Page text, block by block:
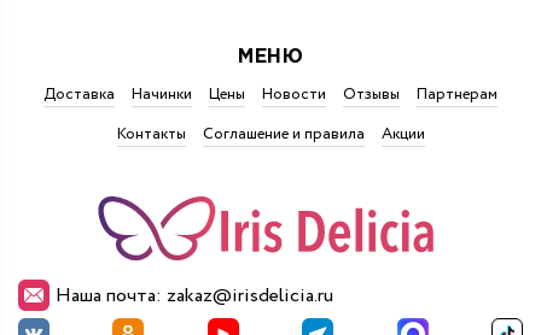
Наша почта: zakaz@irisdelicia.ru
МЕНЮ
Доставка Начинки Цены Новости Отзывы
Партнерам
Контакты
Соглашение и правила Акции